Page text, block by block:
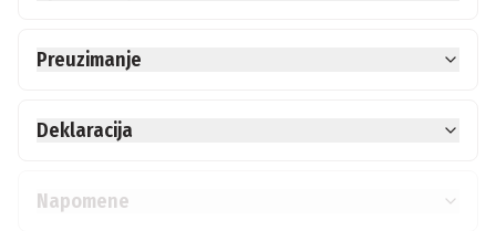
Preuzimanje
Deklaracija
Napomene